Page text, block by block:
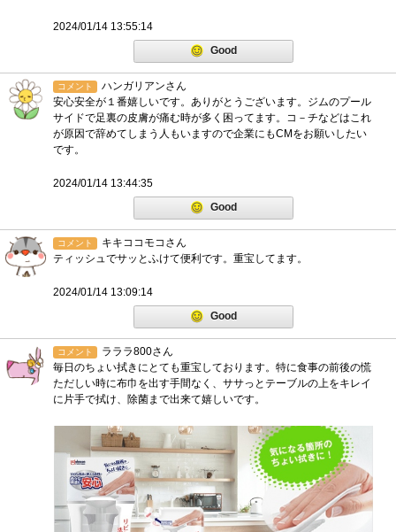
2024/01/14 13:55:14
Good
コメント
ハンガリアンさん
安心安全が１番嬉しいです。ありがとうございます。ジムのプール
サイドで足裏の皮膚が痛む時が多く困ってます。コ－チなどはこれ
が原因で辞めてしまう人もいますので企業にもCMをお願いしたい
です。
2024/01/14 13:44:35
Good
コメント
キキココモコさん
ティッシュでサッとふけて便利です。重宝してます。
2024/01/14 13:09:14
Good
コメント
ラララ800さん
毎日のちょい拭きにとても重宝しております。特に食事の前後の慌
ただしい時に布巾を出す手間なく、ササっとテーブルの上をキレイ
に片手で拭け、除菌まで出来て嬉しいです。